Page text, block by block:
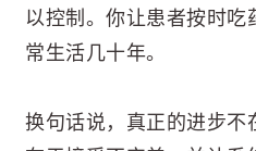
以控制。你让患者按时吃
常生活几十年。
换句话说，真正的进步不